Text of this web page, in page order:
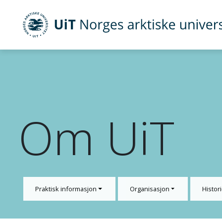
UiT Norges arktiske universitet
Om UiT
Praktisk informasjon Organisasjon